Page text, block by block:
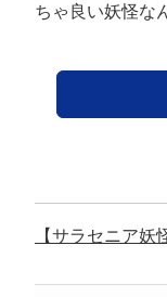
ちゃ良い妖怪な
【サラセニア妖